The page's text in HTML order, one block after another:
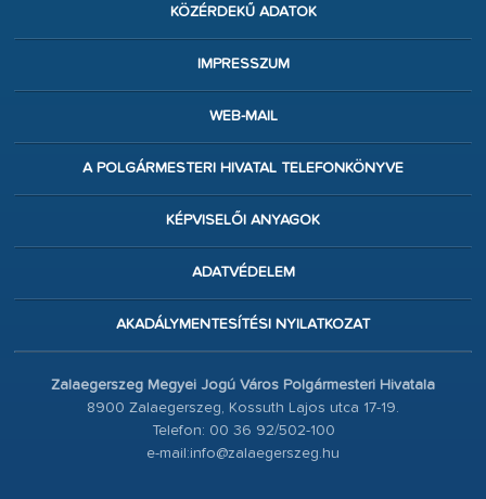
KÖZÉRDEKŰ ADATOK
IMPRESSZUM
WEB-MAIL
A POLGÁRMESTERI HIVATAL TELEFONKÖNYVE
KÉPVISELŐI ANYAGOK
ADATVÉDELEM
AKADÁLYMENTESÍTÉSI NYILATKOZAT
Zalaegerszeg Megyei Jogú Város Polgármesteri Hivatala
8900 Zalaegerszeg, Kossuth Lajos utca 17-19.
Telefon: 00 36 92/502-100
e-mail:info@zalaegerszeg.hu